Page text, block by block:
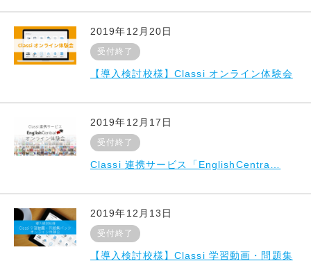
2019年12月20日
受付終了
【導入検討校様】Classi オンライン体験会
2019年12月17日
受付終了
Classi 連携サービス「EnglishCentra…
2019年12月13日
受付終了
【導入検討校様】Classi 学習動画・問題集